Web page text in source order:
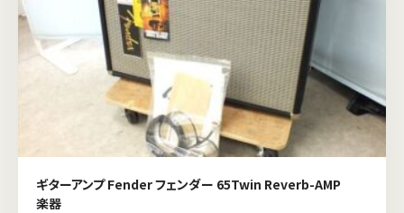
ギターアンプ Fender フェンダー 65Twin Reverb-AMP
楽器